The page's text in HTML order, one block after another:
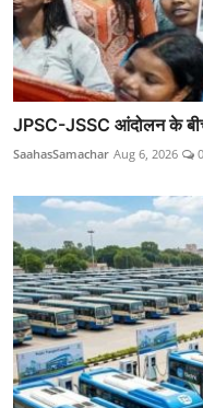
JPSC-JSSC आंदोलन के
SaahasSamachar Aug 6, 2026 0